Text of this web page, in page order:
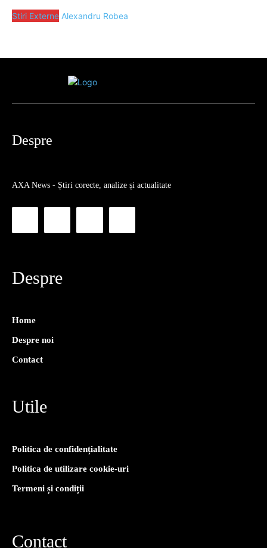
Stiri Externe Alexandru Robea
Despre
AXA News - Știri corecte, analize și actualitate
Despre
Home
Despre noi
Contact
Utile
Politica de confidențialitate
Politica de utilizare cookie-uri
Termeni și condiții
Contact